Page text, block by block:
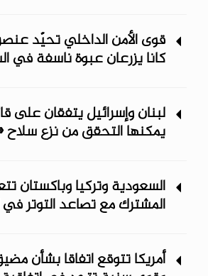
قوى الأمن الداخلي تحيّد
كانا يزرعان عبوة ناسفة في
لبنان وإسرائيل يتفقان على
يمكنها التحقق من نزع سلاح
السعودية وتركيا وباكستان
المشترك مع تصاعد التوتر
أمريكا تتوقع اتفاقا بشأن